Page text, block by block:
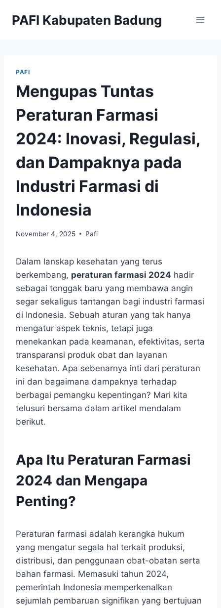
PAFI Kabupaten Badung
PAFI
Mengupas Tuntas
Peraturan Farmasi
2024: Inovasi, Regulasi,
dan Dampaknya pada
Industri Farmasi di
Indonesia
November 4, 2025 Pafi
Dalam lanskap kesehatan yang terus
berkembang, peraturan farmasi 2024 hadir
sebagai tonggak baru yang membawa angin
segar sekaligus tantangan bagi industri farmasi
di Indonesia. Sebuah aturan yang tak hanya
mengatur aspek teknis, tetapi juga
menekankan pada keamanan, efektivitas, serta
transparansi produk obat dan layanan
kesehatan. Apa sebenarnya inti dari peraturan
ini dan bagaimana dampaknya terhadap
berbagai pemangku kepentingan? Mari kita
telusuri bersama dalam artikel mendalam
berikut.
Apa Itu Peraturan Farmasi
2024 dan Mengapa
Penting?
Peraturan farmasi adalah kerangka hukum
yang mengatur segala hal terkait produksi,
distribusi, dan penggunaan obat-obatan serta
bahan farmasi. Memasuki tahun 2024,
pemerintah Indonesia memperkenalkan
sejumlah pembaruan signifikan yang bertujuan